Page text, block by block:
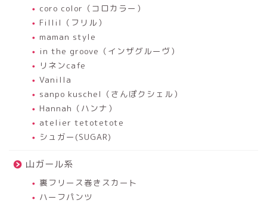
coro color（コロカラー）
Fillil（フリル）
maman style
in the groove（インザグルーヴ）
リネンcafe
Vanilla
sanpo kuschel（さんぽクシェル）
Hannah（ハンナ）
atelier tetotetote
シュガー(SUGAR)
山ガール系
裏フリース巻きスカート
ハーフパンツ